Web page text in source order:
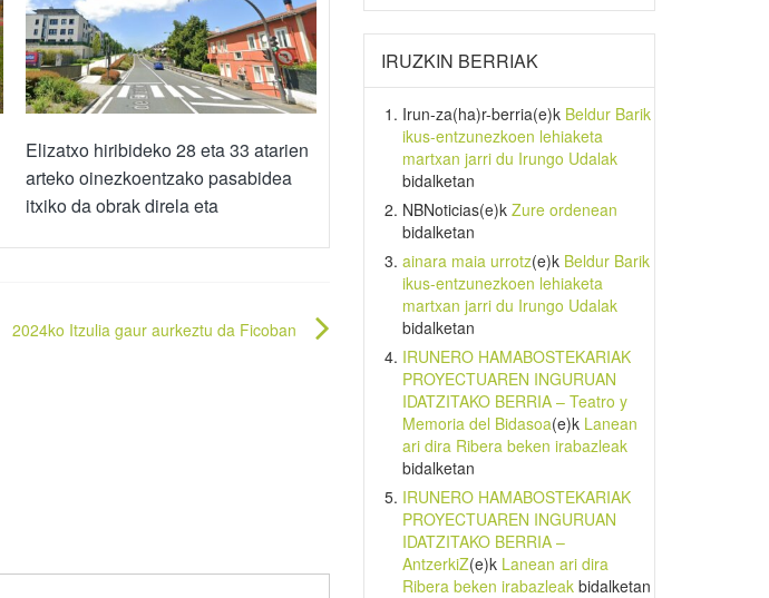
Elizatxo hiribideko 28 eta 33 atarien
arteko oinezkoentzako pasabidea
itxiko da obrak direla eta
2024ko Itzulia gaur aurkeztu da Ficoban
IRUZKIN BERRIAK
Irun-za(ha)r-berria(e)k Beldur Barik
ikus-entzunezkoen lehiaketa
martxan jarri du Irungo Udalak
bidalketan
NBNoticias(e)k Zure ordenean
bidalketan
ainara maia urrotz(e)k Beldur Barik
ikus-entzunezkoen lehiaketa
martxan jarri du Irungo Udalak
bidalketan
IRUNERO HAMABOSTEKARIAK
PROYECTUAREN INGURUAN
IDATZITAKO BERRIA – Teatro y
Memoria del Bidasoa(e)k Lanean
ari dira Ribera beken irabazleak
bidalketan
IRUNERO HAMABOSTEKARIAK
PROYECTUAREN INGURUAN
IDATZITAKO BERRIA –
AntzerkiZ(e)k Lanean ari dira
Ribera beken irabazleakbidalketan